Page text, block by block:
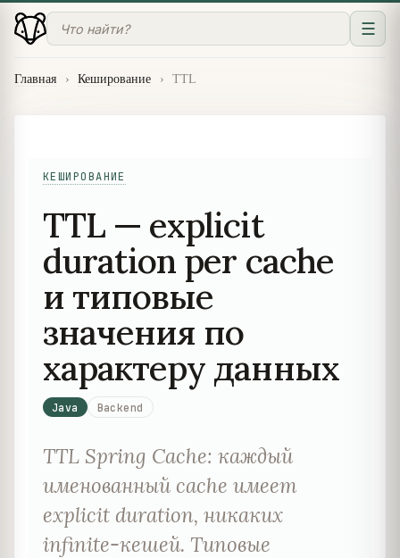
☰
Главная › Кеширование › TTL
КЕШИРОВАНИЕ
TTL — explicit
duration per cache
и типовые
значения по
характеру данных
Java Backend
TTL Spring Cache: каждый
именованный cache имеет
explicit duration, никаких
infinite-кешей. Типовые